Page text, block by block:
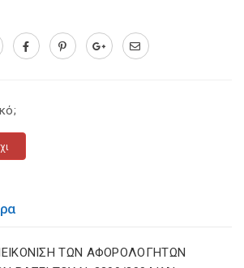
ΤΩΝ ΑΦΟΡΟΛΟΓΗΤΩΝ